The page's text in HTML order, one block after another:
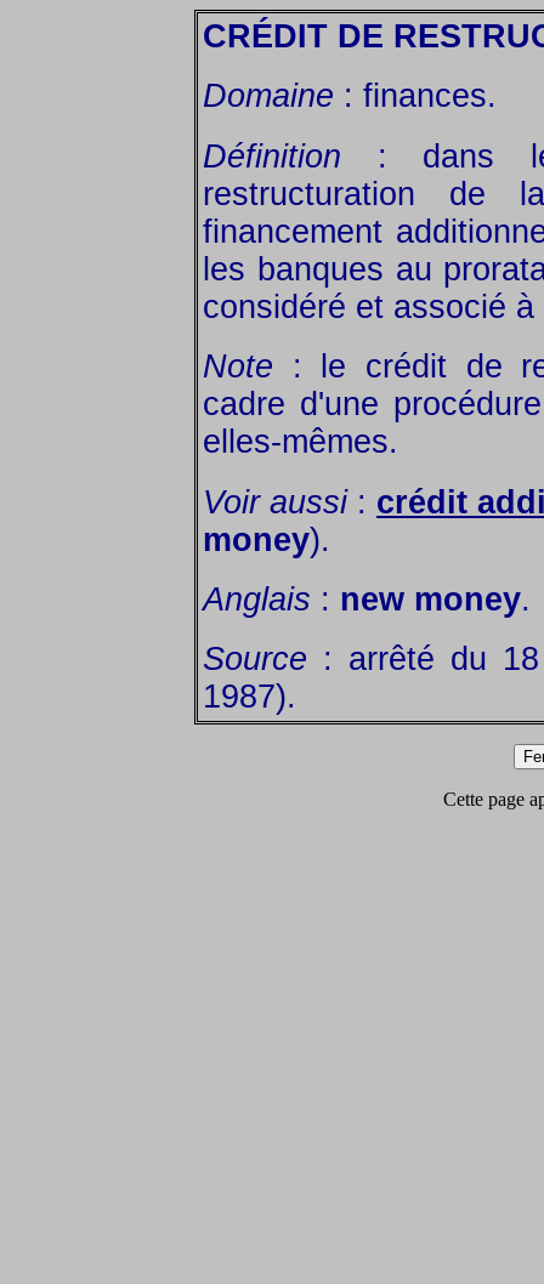
CRÉDIT DE
Domaine : finances.
Définition : dans
restructuration de
financement
les banques au
considéré et associé
Note : le crédit de
cadre d'une
elles-mêmes.
Voir aussi: crédit
money).
Anglais : new money.
Source : arrêté du
1987).
Cette page